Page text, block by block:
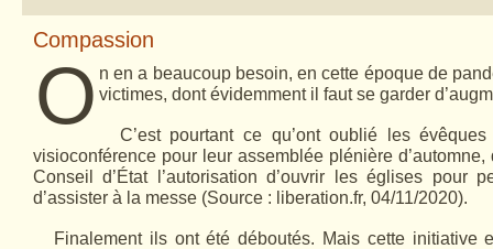
Compassion
O n en a beaucoup besoin, en cette époque de
victimes, dont évidemment il faut se garder
C’est pourtant ce qu’ont oublié les
visioconférence pour leur assemblée plénière
Conseil d’État l’autorisation d’ouvrir les églises pour
d’assister à la messe (Source : liberation.fr, 04/11/2020).
Finalement ils ont été déboutés. Mais cette initiative